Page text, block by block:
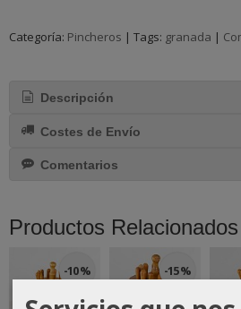
Categoría: Pincheros | Tags: granada |
Descripción
Costes de Envío
Comentarios
Productos Relacionados
-10 % -15 %